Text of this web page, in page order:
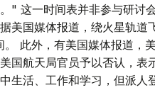
" 这一时间表并非参与研讨
美国媒体报道，绕火星轨道
此外，有美国媒体报道，
国航天局官员予以否认，表
生活、工作和学习，但派人